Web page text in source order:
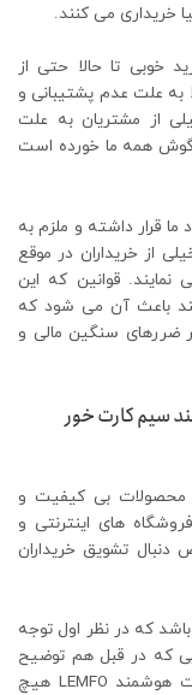
خریداری می کنند.
خوبی تا حالا حتی از
به علت عدم پشتیبانی و
از مشتریان به علت
گوش همه ما خورده است
ما قرار داشته و ملزم به
از خریداران در موقع
نمایند. قوانین که این
باعث آن می شود که
ضررهای سنگین مالی و
سیم کارت خور
محصولات بی کیفیت و
های اینترنتی و
دنبال تشویق خریداران
که در نظر اول توجه
که در قبل هم توضیح
دادیم آن است که از قابلیت سیم کارت ساعت هوشمند LEMFO هیچ